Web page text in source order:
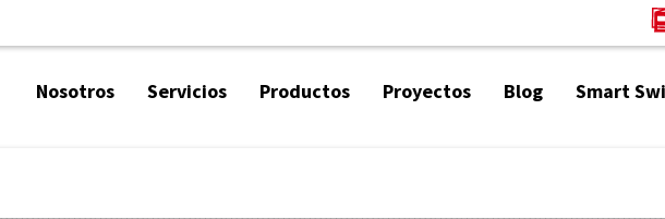
Nosotros Servicios Productos Proyectos Blog Smart